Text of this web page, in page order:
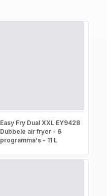
Easy Fry Dual XXL EY9428
Dubbele air fryer - 6
programma's - 11 L